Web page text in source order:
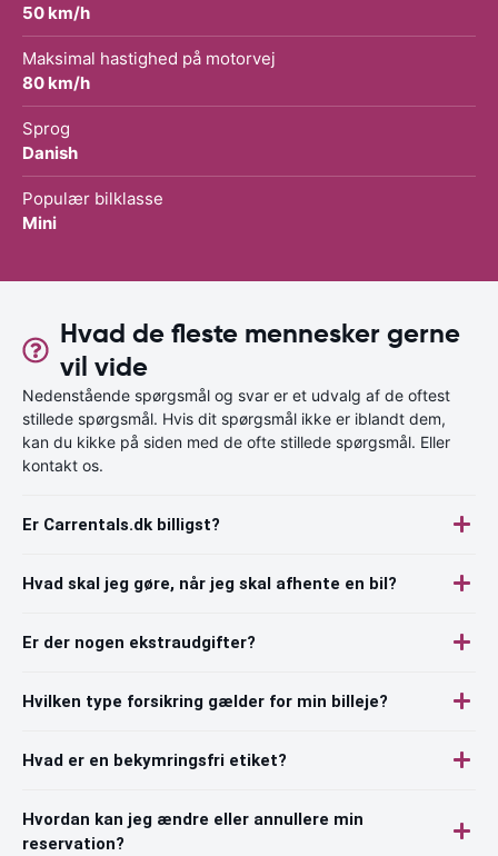
50 km/h
Maksimal hastighed på motorvej
80 km/h
Sprog
Danish
Populær bilklasse
Mini
Hvad de fleste mennesker gerne
vil vide
Nedenstående spørgsmål og svar er et udvalg af de oftest
stillede spørgsmål. Hvis dit spørgsmål ikke er iblandt dem,
kan du kikke på siden med de ofte stillede spørgsmål. Eller
kontakt os.
Er Carrentals.dk billigst?
Hvad skal jeg gøre, når jeg skal afhente en bil?
Er der nogen ekstraudgifter?
Hvilken type forsikring gælder for min billeje?
Hvad er en bekymringsfri etiket?
Hvordan kan jeg ændre eller annullere min
reservation?